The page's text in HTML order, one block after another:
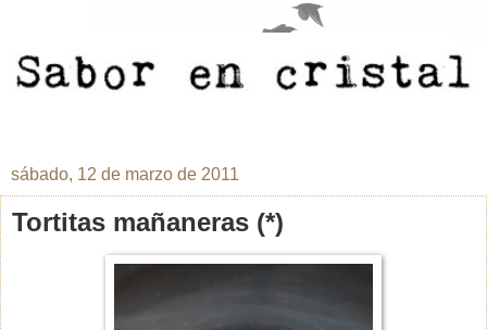
sábado, 12 de marzo de 2011
Tortitas mañaneras (*)